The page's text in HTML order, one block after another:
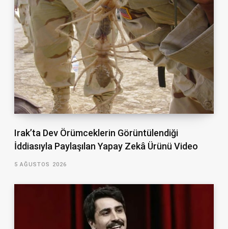
Irak’ta Dev Örümceklerin Görüntülendiği
İddiasıyla Paylaşılan Yapay Zekâ Ürünü Video
5 AĞUSTOS 2026